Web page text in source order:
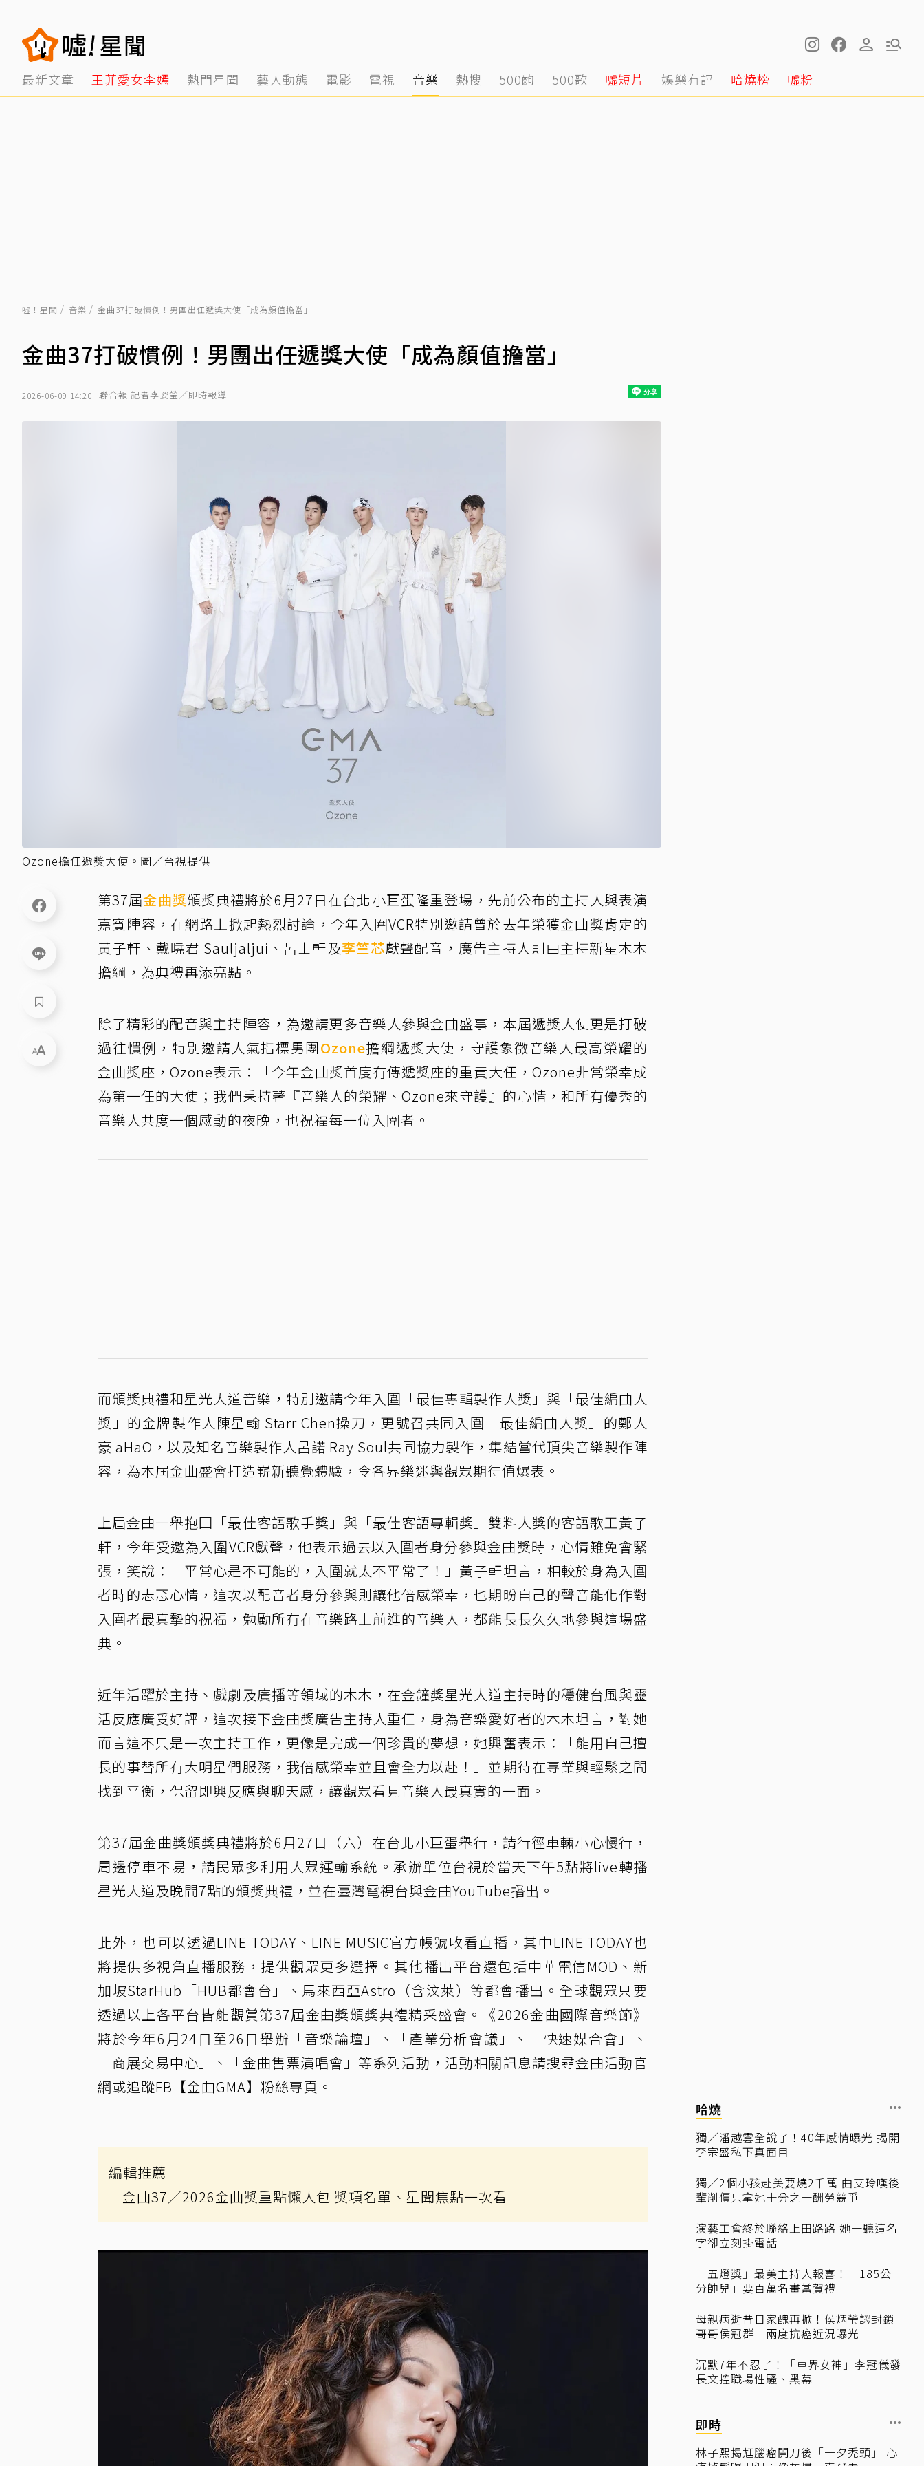
最新文章 王菲愛女李嫣 熱門星聞 藝人動態 電影 電視 音樂 熱搜 500齣 500歌 噓短片 娛樂有評 哈燒榜 噓粉
噓！星聞 音樂 金曲37打破慣例！男團出任遞獎大使「成為顏值擔當」
金曲37打破慣例！男團出任遞獎大使「成為顏值擔當」
2026-06-09 14:20 聯合報 記者李姿瑩／即時報導
Ozone擔任遞獎大使。圖／台視提供
第37屆金曲獎頒獎典禮將於6月27日在台北小巨蛋隆重登場，先前公布的主持人與表演
嘉賓陣容，在網路上掀起熱烈討論，今年入圍VCR特別邀請曾於去年榮獲金曲獎肯定的
黃子軒、戴曉君 Sauljaljui、呂士軒及李竺芯獻聲配音，廣告主持人則由主持新星木木
擔綱，為典禮再添亮點。
除了精彩的配音與主持陣容，為邀請更多音樂人參與金曲盛事，本屆遞獎大使更是打破
過往慣例，特別邀請人氣指標男團Ozone擔綱遞獎大使，守護象徵音樂人最高榮耀的
金曲獎座，Ozone表示：「今年金曲獎首度有傳遞獎座的重責大任，Ozone非常榮幸成
為第一任的大使；我們秉持著『音樂人的榮耀、Ozone來守護』的心情，和所有優秀的
音樂人共度一個感動的夜晚，也祝福每一位入圍者。」
而頒獎典禮和星光大道音樂，特別邀請今年入圍「最佳專輯製作人獎」與「最佳編曲人
獎」的金牌製作人陳星翰 Starr Chen操刀，更號召共同入圍「最佳編曲人獎」的鄭人
豪 aHaO，以及知名音樂製作人呂諾 Ray Soul共同協力製作，集結當代頂尖音樂製作陣
容，為本屆金曲盛會打造嶄新聽覺體驗，令各界樂迷與觀眾期待值爆表。
上屆金曲一舉抱回「最佳客語歌手獎」與「最佳客語專輯獎」雙料大獎的客語歌王黃子
軒，今年受邀為入圍VCR獻聲，他表示過去以入圍者身分參與金曲獎時，心情難免會緊
張，笑說：「平常心是不可能的，入圍就太不平常了！」黃子軒坦言，相較於身為入圍
者時的忐忑心情，這次以配音者身分參與則讓他倍感榮幸，也期盼自己的聲音能化作對
入圍者最真摯的祝福，勉勵所有在音樂路上前進的音樂人，都能長長久久地參與這場盛
典。
近年活躍於主持、戲劇及廣播等領域的木木，在金鐘獎星光大道主持時的穩健台風與靈
活反應廣受好評，這次接下金曲獎廣告主持人重任，身為音樂愛好者的木木坦言，對她
而言這不只是一次主持工作，更像是完成一個珍貴的夢想，她興奮表示：「能用自己擅
長的事替所有大明星們服務，我倍感榮幸並且會全力以赴！」並期待在專業與輕鬆之間
找到平衡，保留即興反應與聊天感，讓觀眾看見音樂人最真實的一面。
第37屆金曲獎頒獎典禮將於6月27日（六）在台北小巨蛋舉行，請行徑車輛小心慢行，
周邊停車不易，請民眾多利用大眾運輸系統。承辦單位台視於當天下午5點將live轉播
星光大道及晚間7點的頒獎典禮，並在臺灣電視台與金曲YouTube播出。
此外，也可以透過LINE TODAY、LINE MUSIC官方帳號收看直播，其中LINE TODAY也
將提供多視角直播服務，提供觀眾更多選擇。其他播出平台還包括中華電信MOD、新
加坡StarHub「HUB都會台」、馬來西亞Astro（含汶萊）等都會播出。全球觀眾只要
透過以上各平台皆能觀賞第37屆金曲獎頒獎典禮精采盛會。《2026金曲國際音樂節》
將於今年6月24日至26日舉辦「音樂論壇」、「產業分析會議」、「快速媒合會」、
「商展交易中心」、「金曲售票演唱會」等系列活動，活動相關訊息請搜尋金曲活動官
網或追蹤FB【金曲GMA】粉絲專頁。
編輯推薦
金曲37／2026金曲獎重點懶人包 獎項名單、星聞焦點一次看
哈燒
獨／潘越雲全說了！40年感情曝光 揭開
李宗盛私下真面目
獨／2個小孩赴美要燒2千萬 曲艾玲嘆後
輩削價只拿她十分之一酬勞競爭
演藝工會終於聯絡上田路路 她一聽這名
字卻立刻掛電話
「五燈獎」最美主持人報喜！「185公
分帥兒」要百萬名畫當賀禮
母親病逝昔日家醜再掀！侯炳瑩認封鎖
哥哥侯冠群 兩度抗癌近況曝光
沉默7年不忍了！「車界女神」李冠儀發
長文控職場性騷、黑幕
即時
林子熙揭尪腦瘤開刀後「一夕禿頭」 心